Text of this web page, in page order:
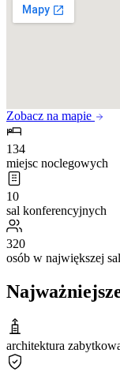
Zobacz na mapie
134
miejsc noclegowych
10
sal konferencyjnych
320
osób w największej
architektura